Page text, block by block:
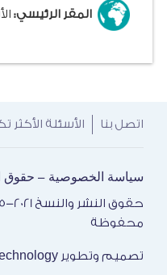
المقر الرئيسي:
اتصل بنا الأسئلة الأكثر
سياسة الخصوصية - حقوق
محفوظة
تصميم وتطوير